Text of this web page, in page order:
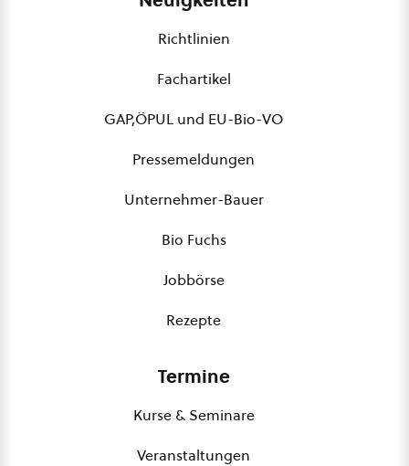
Richtlinien
Fachartikel
GAP,ÖPUL und EU-Bio-VO
Pressemeldungen
Unternehmer-Bauer
Bio Fuchs
Jobbörse
Rezepte
Termine
Kurse & Seminare
Veranstaltungen